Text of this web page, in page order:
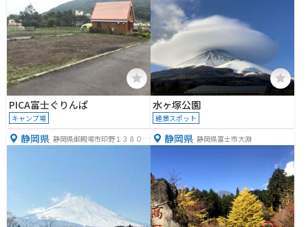
PICA富士ぐりんぱ
キャンプ場
水ヶ塚公園
絶景スポット
静岡県 静岡県御殿場市印野１３８０
静岡県 静岡県富士市大淵